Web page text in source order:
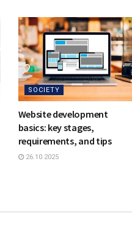
SOCIETY
Website development
basics: key stages,
requirements, and tips
26.10.2025